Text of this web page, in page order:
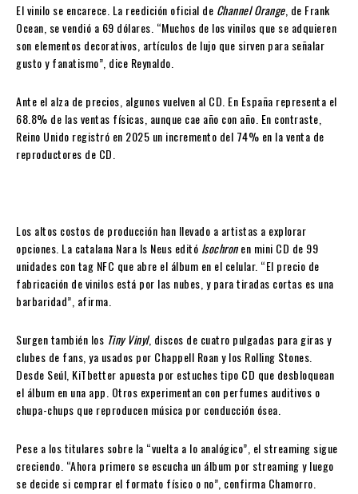
El vinilo se encarece. La reedición oficial de Channel Orange, de Frank
Ocean, se vendió a 69 dólares. “Muchos de los vinilos que se adquieren
son elementos decorativos, artículos de lujo que sirven para señalar
gusto y fanatismo”, dice Reynaldo.
Ante el alza de precios, algunos vuelven al CD. En España representa el
68.8% de las ventas físicas, aunque cae año con año. En contraste,
Reino Unido registró en 2025 un incremento del 74% en la venta de
reproductores de CD.
Los altos costos de producción han llevado a artistas a explorar
opciones. La catalana Nara Is Neus editó Isochronen mini CD de 99
unidades con tag NFC que abre el álbum en el celular. “El precio de
fabricación de vinilos está por las nubes, y para tiradas cortas es una
barbaridad”, afirma.
Surgen también los Tiny Vinyl, discos de cuatro pulgadas para giras y
clubes de fans, ya usados por Chappell Roan y los Rolling Stones.
Desde Seúl, KiTbetter apuesta por estuches tipo CD que desbloquean
el álbum en una app. Otros experimentan con perfumes auditivos o
chupa-chups que reproducen música por conducción ósea.
Pese a los titulares sobre la “vuelta a lo analógico”, el streaming sigue
creciendo. “Ahora primero se escucha un álbum por streaming y luego
se decide si comprar el formato físico o no”, confirma Chamorro.